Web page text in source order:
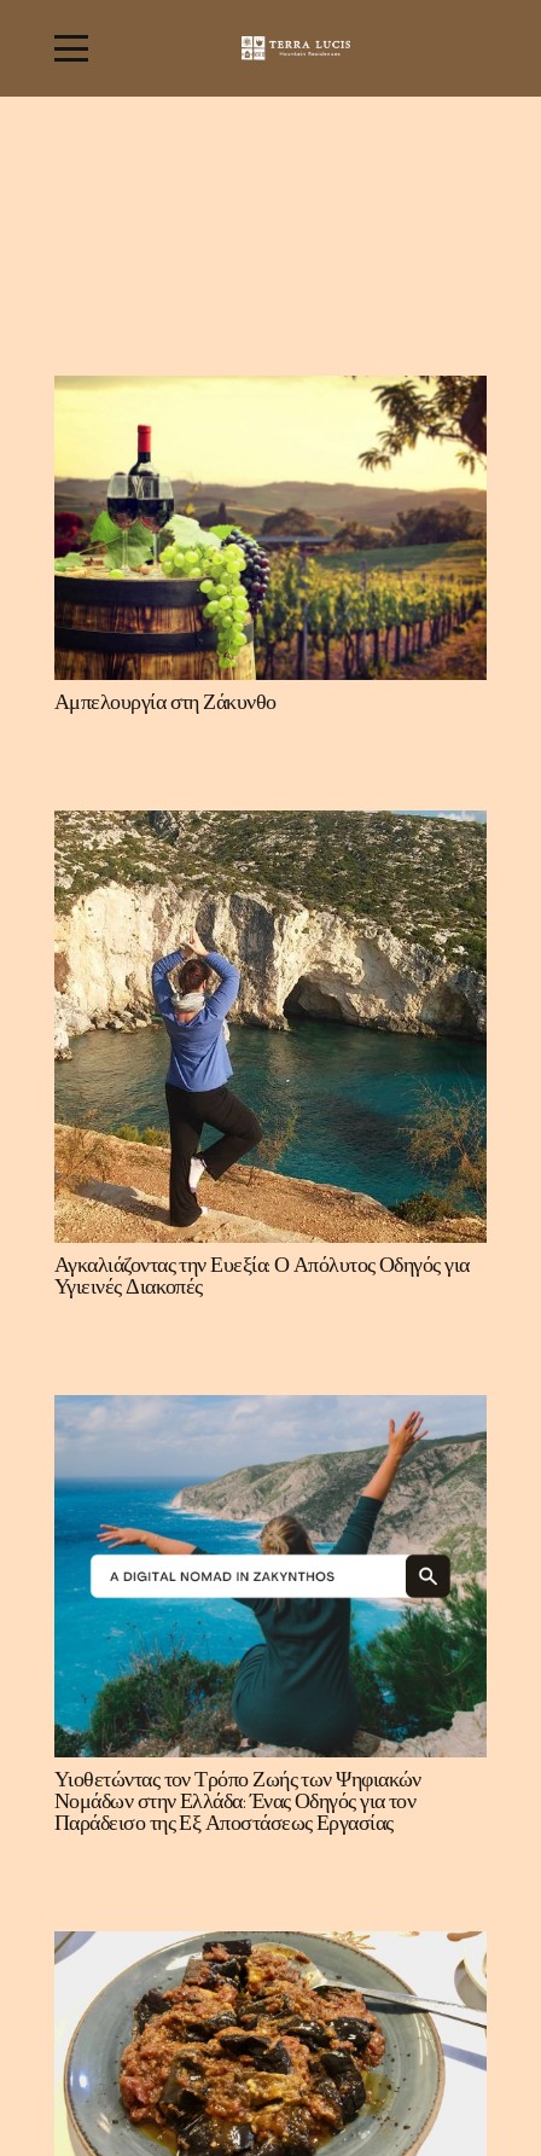
Αμπελουργία στη Ζάκυνθο
Αγκαλιάζοντας την Ευεξία: Ο Απόλυτος Οδηγός για
Υγιεινές Διακοπές
Υιοθετώντας τον Τρόπο Ζωής των Ψηφιακών
Νομάδων στην Ελλάδα: Ένας Οδηγός για τον
Παράδεισο της Εξ Αποστάσεως Εργασίας